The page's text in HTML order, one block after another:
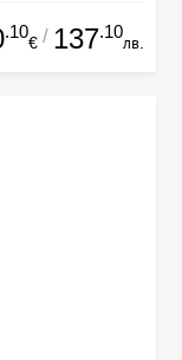
.10
€ / 137.10
лв.